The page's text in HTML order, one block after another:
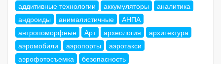
аддитивные технологии
аккумуляторы
аналитика
андроиды
анималистичные
АНПА
антропоморфные
Арт археология
архитектура
аэромобили
аэропорты
аэротакси
аэрофотосъемка
безопасность